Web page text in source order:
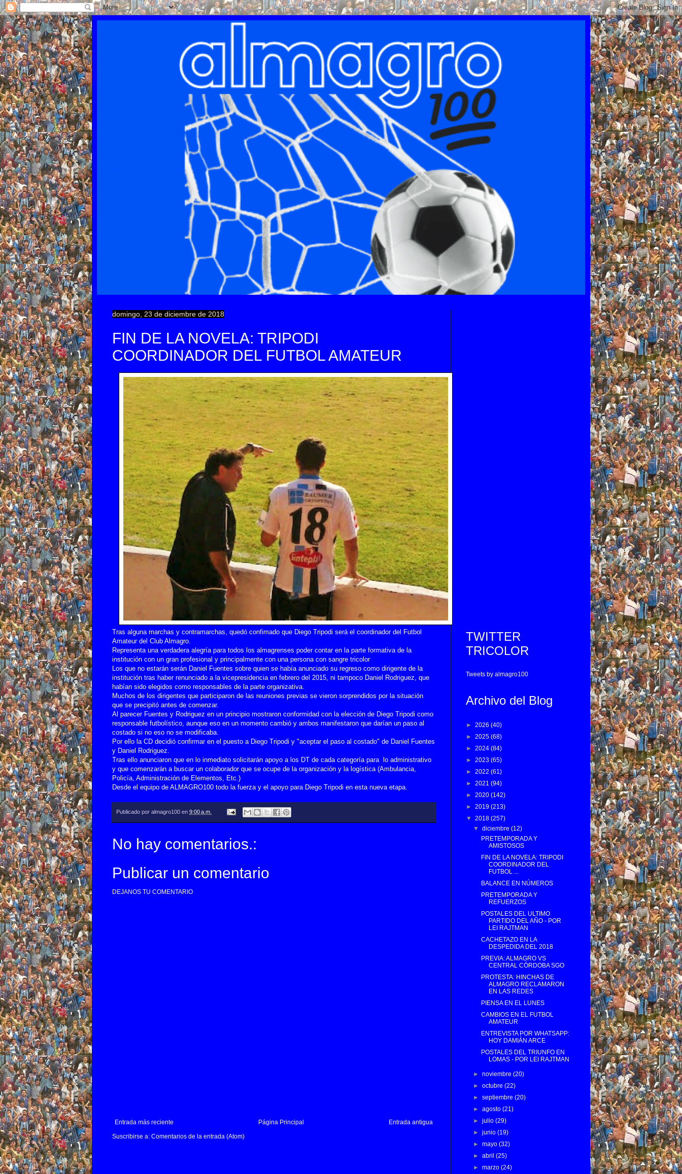
domingo, 23 de diciembre de 2018
FIN DE LA NOVELA: TRIPODI
COORDINADOR DEL FUTBOL AMATEUR
Tras alguna marchas y contramarchas, quedó confimado que Diego Tripodi será el coordinador del Futbol
Amateur del Club Almagro.
Representa una verdadera alegría para todos los almagrenses poder contar en la parte formativa de la
institución con un gran profesional y principalmente con una persona con sangre tricolor
Los que no estarán serán Daniel Fuentes sobre quien se había anunciado su regreso como dirigente de la
institución tras haber renunciado a la vicepresidencia en febrero del 2015, ni tampoco Daniel Rodriguez, que
habían sido elegidos como responsables de la parte organizativa.
Muchos de los dirigentes que participaron de las reuniones previas se vieron sorprendidos por la situación
que se precipitó antes de comenzar.
Al parecer Fuentes y Rodriguez en un principio mostraron conformidad con la elección de Diego Tripodi como
responsable futbolístico, aunque eso en un momento cambió y ambos manifestaron que darían un paso al
costado si no eso no se modificaba.
Por ello la CD decidió confirmar en el puesto a Diego Tripodi y "aceptar el paso al costado" de Daniel Fuentes
y Daniel Rodriguez.
Tras ello anunciaron que en lo inmediato solicitarán apoyo a los DT de cada categoría para lo administrativo
y que comenzarán a buscar un colaborador que se ocupe de la organización y la logística (Ambulancia,
Policía, Administración de Elementos, Etc.)
Desde el equipo de ALMAGRO100 todo la fuerza y el apoyo para Diego Tripodi en esta nueva etapa.
Publicado por almagro100 en 9:00 a.m.
No hay comentarios.:
Publicar un comentario
DEJANOS TU COMENTARIO
Entrada más reciente Entrada antigua
Página Principal
Suscribirse a: Comentarios de la entrada (Atom)
TWITTER
TRICOLOR
Tweets by almagro100
Archivo del Blog
► 2026 (40)
► 2025 (68)
► 2024 (84)
► 2023 (65)
► 2022 (61)
► 2021 (94)
► 2020 (142)
► 2019 (213)
▼ 2018 (257)
▼diciembre(12)
PRETEMPORADA Y
AMISTOSOS
FIN DE LA NOVELA: TRIPODI
COORDINADOR DEL
FUTBOL ...
BALANCE EN NÚMEROS
PRETEMPORADA Y
REFUERZOS
POSTALES DEL ULTIMO
PARTIDO DEL AÑO - POR
LEI RAJTMAN
CACHETAZO EN LA
DESPEDIDA DEL 2018
PREVIA: ALMAGRO VS
CENTRAL CÓRDOBA SGO
PROTESTA: HINCHAS DE
ALMAGRO RECLAMARON
EN LAS REDES
PIENSA EN EL LUNES
CAMBIOS EN EL FUTBOL
AMATEUR
ENTREVISTA POR WHATSAPP:
HOY DAMIÁN ARCE
POSTALES DEL TRIUNFO EN
LOMAS - POR LEI RAJTMAN
►noviembre(20)
►octubre(22)
►septiembre(20)
►agosto(21)
►julio(29)
►junio(19)
►mayo(32)
►abril(25)
►marzo(24)